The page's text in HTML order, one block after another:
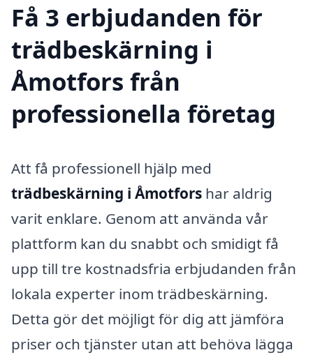
Få 3 erbjudanden för
trädbeskärning i
Åmotfors från
professionella företag
Att få professionell hjälp med
trädbeskärning i Åmotfors har aldrig
varit enklare. Genom att använda vår
plattform kan du snabbt och smidigt få
upp till tre kostnadsfria erbjudanden från
lokala experter inom trädbeskärning.
Detta gör det möjligt för dig att jämföra
priser och tjänster utan att behöva lägga